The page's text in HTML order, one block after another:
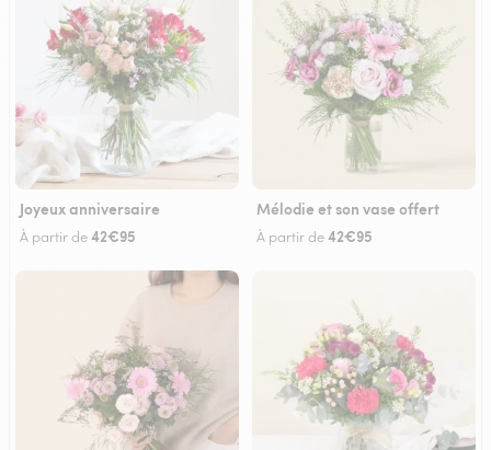
Joyeux anniversaire
À partir de42€95
Mélodie et son vase offert
À partir de42€95